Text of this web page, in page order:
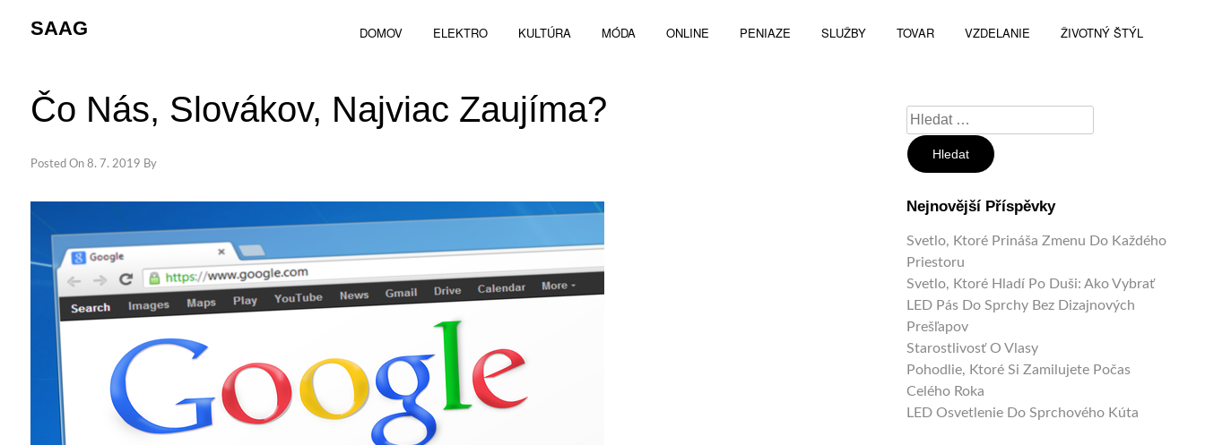
SAAG DOMOV ELEKTRO KULTÚRA MÓDA ONLINE PENIAZE SLUŽBY TOVAR VZDELANIE ŽIVOTNÝ ŠTÝL
Čo Nás, Slovákov, Najviac Zaujíma?
Posted On 8. 7. 2019 By
Vyhledávání
Nejnovější Příspěvky
Svetlo, Ktoré Prináša Zmenu Do Každého
Priestoru
Svetlo, Ktoré Hladí Po Duši: Ako Vybrať
LED Pás Do Sprchy Bez Dizajnových
Prešľapov
Starostlivosť O Vlasy
Pohodlie, Ktoré Si Zamilujete Počas
Celého Roka
LED Osvetlenie Do Sprchového Kúta